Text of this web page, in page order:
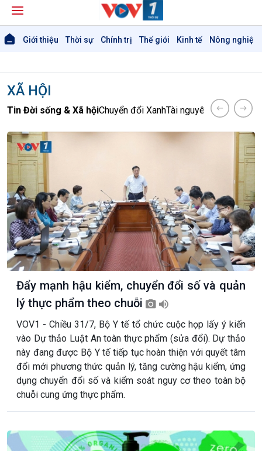
Giới thiệu Thời sự Chính trị Thế giới Kinh tế Nông nghiệp
XÃ HỘI
Tin Đời sống & Xã hộiChuyển đổi XanhTài nguyên và Môi
Đẩy mạnh hậu kiểm, chuyển đổi số và quản
lý thực phẩm theo chuỗi
VOV1 - Chiều 31/7, Bộ Y tế tổ chức cuộc họp lấy ý kiến
vào Dự thảo Luật An toàn thực phẩm (sửa đổi). Dự thảo
này đang được Bộ Y tế tiếp tục hoàn thiện với quyết tâm
đổi mới phương thức quản lý, tăng cường hậu kiểm, ứng
dụng chuyển đổi số và kiểm soát nguy cơ theo toàn bộ
chuỗi cung ứng thực phẩm.